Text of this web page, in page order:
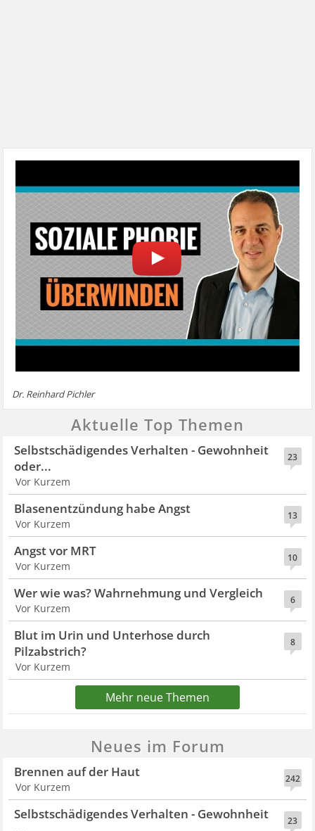
Dr. Reinhard Pichler
Aktuelle Top Themen
23
Selbstschädigendes Verhalten - Gewohnheit
oder...
Vor Kurzem
13
Blasenentzündung habe Angst
Vor Kurzem
10
Angst vor MRT
Vor Kurzem
6
Wer wie was? Wahrnehmung und Vergleich
Vor Kurzem
8
Blut im Urin und Unterhose durch
Pilzabstrich?
Vor Kurzem
Mehr neue Themen
Neues im Forum
242
Brennen auf der Haut
Vor Kurzem
23
Selbstschädigendes Verhalten - Gewohnheit